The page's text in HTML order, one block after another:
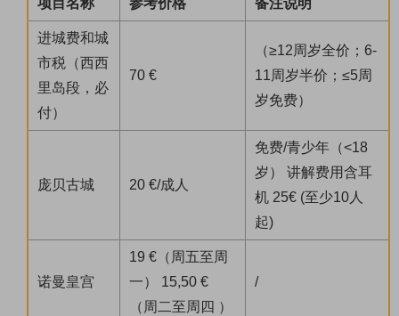
项目名称 参考价格 备注说明
进城费和城
市税（西西
里岛段，必
付）
70 €
（≥12周岁全价；6-
11周岁半价；≤5周
岁免费）
庞贝古城 20 €/成人
免费/青少年（<18
岁） 讲解费用含耳
机 25€ (至少10人
起)
诺曼皇宫
19 €（周五至周
一） 15,50 €
（周二至周四 ）
/